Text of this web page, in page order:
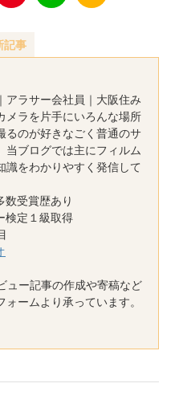
記事
アラサー会社員｜大阪住み
メラを片手にいろんな場所
るのが好きなごく普通のサ
当ブログでは主にフィルム
識をわかりやすく発信して
受賞歴あり
検定１級取得
ュー記事の作成や寄稿など
ォームより承っています。